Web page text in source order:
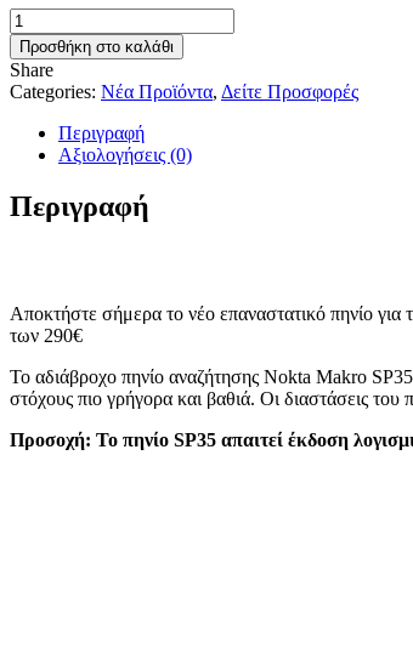
ΠΗΝΙΟ
SIMPLEX
SP35
+
PULSEDIVEPOINTER
ΕΚΚΡΕΜΕΣ
ΛΟΝΔΙΝΟ
1
+
Προσθήκη στο καλάθι
Share
Categories: Νέα Προϊόντα, Δείτε Προσφορές
Περιγραφή
Αξιολογήσεις (0)
Περιγραφή
Αποκτήστε σήμερα το νέο επαναστατικό πηνίο για
των 290€
Το αδιάβροχο πηνίο αναζήτησης Nokta Makro
στόχους πιο γρήγορα και βαθιά. Οι διαστάσεις του
Προσοχή: Το πηνίο SP35 απαιτεί έκδοση